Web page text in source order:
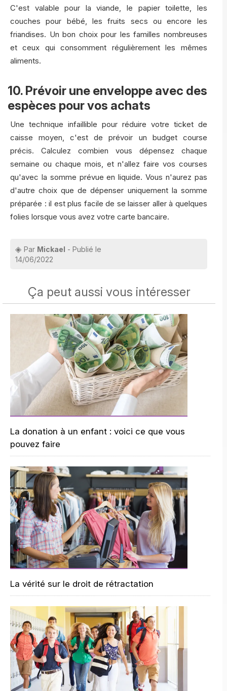
C'est valable pour la viande, le papier toilette, les
couches pour bébé, les fruits secs ou encore les
friandises. Un bon choix pour les familles nombreuses
et ceux qui consomment régulièrement les mêmes
aliments.
10. Prévoir une enveloppe avec des
espèces pour vos achats
Une technique infaillible pour réduire votre ticket de
caisse moyen, c'est de prévoir un budget course
précis. Calculez combien vous dépensez chaque
semaine ou chaque mois, et n'allez faire vos courses
qu'avec la somme prévue en liquide. Vous n'aurez pas
d'autre choix que de dépenser uniquement la somme
préparée : il est plus facile de se laisser aller à quelques
folies lorsque vous avez votre carte bancaire.
Par Mickael - Publié le
14/06/2022
Ça peut aussi vous intéresser
La donation à un enfant : voici ce que vous
pouvez faire
La vérité sur le droit de rétractation